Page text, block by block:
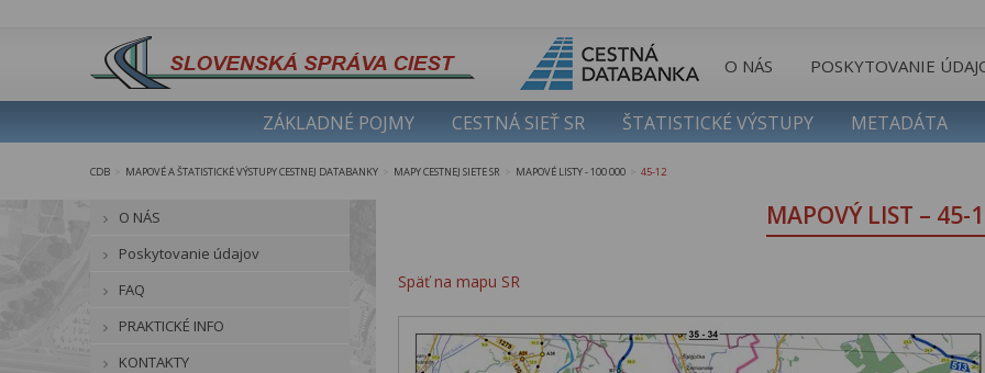
O NÁS POSKYTOVANIE
ZÁKLADNÉ POJMY CESTNÁ SIEŤ SR ŠTATISTICKÉ VÝSTUPY METADÁTA
CDB MAPOVÉ A ŠTATISTICKÉ VÝSTUPY CESTNEJ DATABANKY MAPY CESTNEJ SIETE SR MAPOVÉ LISTY - 100 000 45-12
MAPOVÝ LIST – 45-
Späť na mapu SR
O NÁS
Poskytovanie údajov
FAQ
PRAKTICKÉ INFO
KONTAKTY